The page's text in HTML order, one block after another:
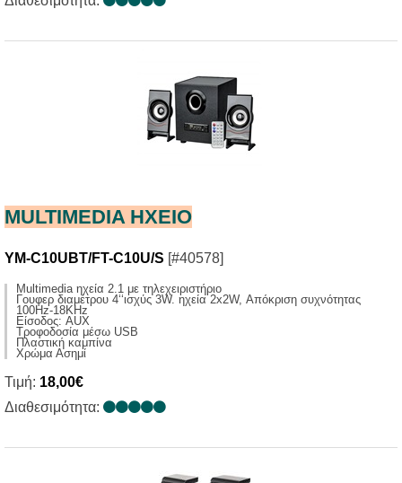
MULTIMEDIA HXΕΙΟ
YM-C10UBT/FT-C10U/S [#40578]
Multimedia ηχεία 2.1 με τηλεχειριστήριο
Γουφερ διαμέτρου 4‘‘ισχύς 3W. ηχεία 2x2W, Απόκριση συχνότητας
100Hz-18KHz
Είσοδος: AUX
Τροφοδοσία μέσω USB
Πλαστική καμπίνα
Χρώμα Ασημί
Τιμή: 18,00€
Διαθεσιμότητα: